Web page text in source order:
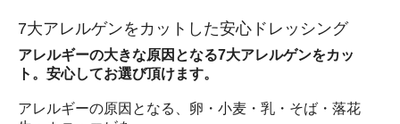
7大アレルゲンをカットした安心ドレッシング
アレルギーの大きな原因となる7大アレルゲンをカッ
ト。安心してお選び頂けます。
アレルギーの原因となる、卵・小麦・乳・そば・落花